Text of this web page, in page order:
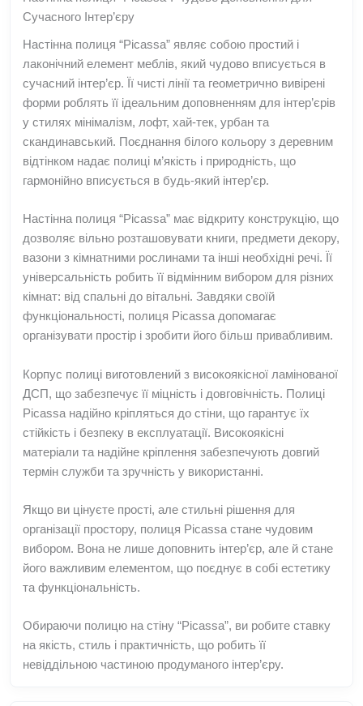
Сучасного Інтер’єру
Настінна полиця “Picassa” являє собою простий і
лаконічний елемент меблів, який чудово вписується в
сучасний інтер’єр. Її чисті лінії та геометрично вивірені
форми роблять її ідеальним доповненням для інтер’єрів
у стилях мінімалізм, лофт, хай-тек, урбан та
скандинавський. Поєднання білого кольору з деревним
відтінком надає полиці м’якість і природність, що
гармонійно вписується в будь-який інтер’єр.
Настінна полиця “Picassa” має відкриту конструкцію, що
дозволяє вільно розташовувати книги, предмети декору,
вазони з кімнатними рослинами та інші необхідні речі. Її
універсальність робить її відмінним вибором для різних
кімнат: від спальні до вітальні. Завдяки своїй
функціональності, полиця Picassa допомагає
організувати простір і зробити його більш привабливим.
Корпус полиці виготовлений з високоякісної ламінованої
ДСП, що забезпечує її міцність і довговічність. Полиці
Picassa надійно кріпляться до стіни, що гарантує їх
стійкість і безпеку в експлуатації. Високоякісні
матеріали та надійне кріплення забезпечують довгий
термін служби та зручність у використанні.
Якщо ви цінуєте прості, але стильні рішення для
організації простору, полиця Picassa стане чудовим
вибором. Вона не лише доповнить інтер’єр, але й стане
його важливим елементом, що поєднує в собі естетику
та функціональність.
Обираючи полицю на стіну “Picassa”, ви робите ставку
на якість, стиль і практичність, що робить її
невіддільною частиною продуманого інтер’єру.